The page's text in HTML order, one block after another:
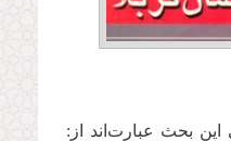
بحث عبارت‌اند از: